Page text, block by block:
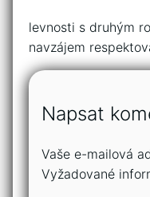
levnosti s druhým
navzájem
Napsat
Vaše e-mailová
Vyžadované